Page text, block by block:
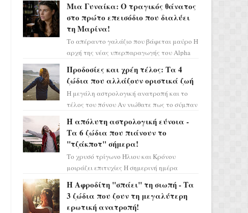
ορόσημο, καθώς η Αφροδίτη πρ...
Μια Γυναίκα: Ο τραγικός θάνατος
στο πρώτο επεισόδιο που διαλύει
τη Μαρίνα!
Το απέραντο γαλάζιο που βάφεται μαύρο Η
αρχή της νέας υπερπαραγωγής του Alpha
πλημμυρισμένο από...
Προδοσίες και χρέη τέλος: Τα 4
ζώδια που αλλάζουν οριστικά ζωή
Η μεγάλη αστρολογική ανατροπή και το
τέλος του πόνου Αν νιώθατε πως το σύμπαν
πάρετε μια βαθιά α...
Η απόλυτη αστρολογική εύνοια -
Τα 6 ζώδια που πιάνουν το
"τζάκποτ" σήμερα!
Το χρυσό τρίγωνο Ήλιου και Κρόνου
μοιράζει επιτυχίες Η σημερινή ημέρα
αποδεικνύοντας πως η πραγματική
επιτυχί...
Η Αφροδίτη "σπάει" τη σιωπή - Τα
3 ζώδια που ζουν τη μεγαλύτερη
ερωτική ανατροπή!